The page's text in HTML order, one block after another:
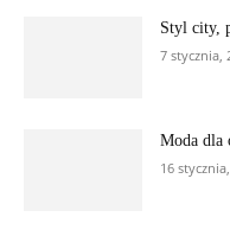
Styl city,
7 stycznia,
Moda dla
16